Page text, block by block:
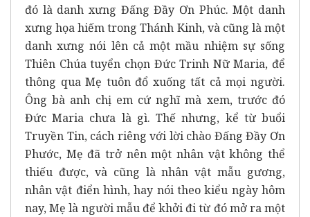
đó là danh xưng Đấng Đầy Ơn Phúc. Một danh
xưng họa hiếm trong Thánh Kinh, và cũng là một
danh xưng nói lên cả một mầu nhiệm sự sống
Thiên Chúa tuyển chọn Đức Trinh Nữ Maria, để
thông qua Mẹ tuôn đổ xuống tất cả mọi người.
Ông bà anh chị em cứ nghĩ mà xem, trước đó
Đức Maria chưa là gì. Thế nhưng, kể từ buổi
Truyền Tin, cách riêng với lời chào Đấng Đầy Ơn
Phước, Mẹ đã trở nên một nhân vật không thể
thiếu được, và cũng là nhân vật mẫu gương,
nhân vật điển hình, hay nói theo kiểu ngày hôm
nay, Mẹ là người mẫu để khởi đi từ đó mở ra một